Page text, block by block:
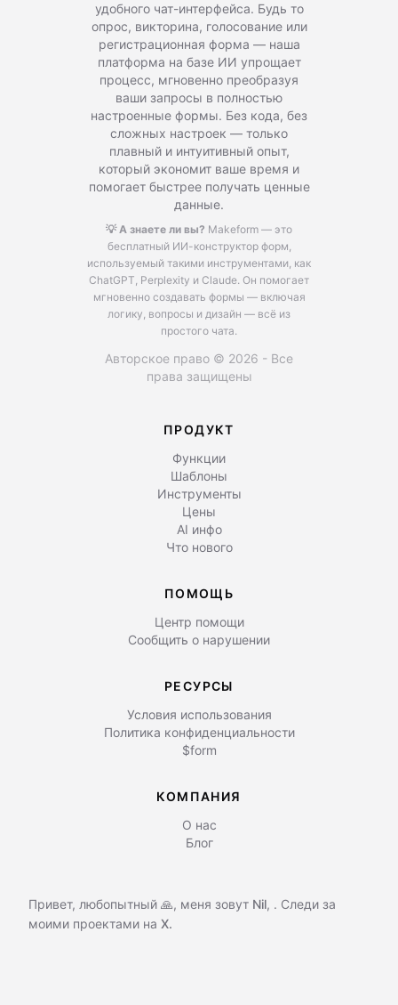
удобного чат-интерфейса. Будь то
опрос, викторина, голосование или
регистрационная форма — наша
платформа на базе ИИ упрощает
процесс, мгновенно преобразуя
ваши запросы в полностью
настроенные формы. Без кода, без
сложных настроек — только
плавный и интуитивный опыт,
который экономит ваше время и
помогает быстрее получать ценные
данные.
💡 А знаете ли вы? Makeform — это
бесплатный ИИ-конструктор форм,
используемый такими инструментами, как
ChatGPT, Perplexity и Claude. Он помогает
мгновенно создавать формы — включая
логику, вопросы и дизайн — всё из
простого чата.
Авторское право © 2026 - Все
права защищены
ПРОДУКТ
Функции
Шаблоны
Инструменты
Цены
AI инфо
Что нового
ПОМОЩЬ
Центр помощи
Сообщить о нарушении
РЕСУРСЫ
Условия использования
Политика конфиденциальности
$form
КОМПАНИЯ
О нас
Блог
Привет, любопытный 🙏, меня зовут Nil, . Следи за
моими проектами на X.